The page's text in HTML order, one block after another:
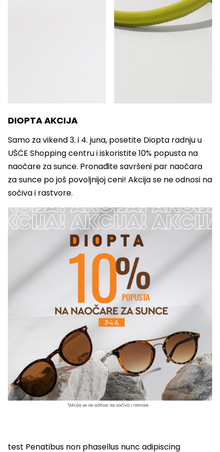
DIOPTA AKCIJA
Samo za vikend 3. i 4. juna, posetite Diopta radnju u
UŠĆE Shopping centru i iskoristite 10% popusta na
naočare za sunce. Pronađite savršeni par naočara
za sunce po još povoljnijoj ceni! Akcija se ne odnosi na
sočiva i rastvore.
test Penatibus non phasellus nunc adipiscing